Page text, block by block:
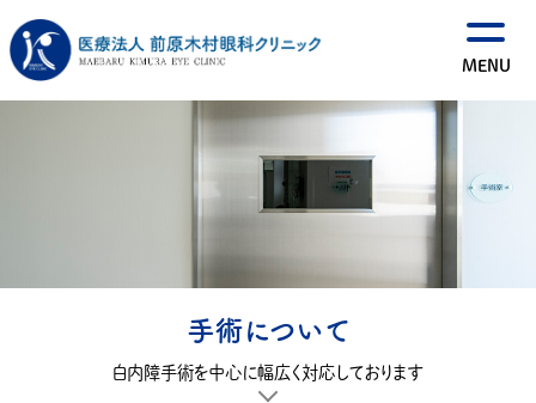
手術について
白内障手術を中心に幅広く対応しております